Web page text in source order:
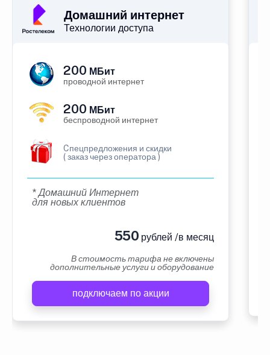
Домашний интернет
Технологии доступа
200 МБит
проводной интернет
200 МБит
беспроводной интернет
Cпецпредложения и скидки
( заказ через оператора )
* Домашний Интернет
для новых клиентов
550 рублей /в месяц
В стоимость тарифа не включены
дополнительные услуги и оборудование
подключаем по акции